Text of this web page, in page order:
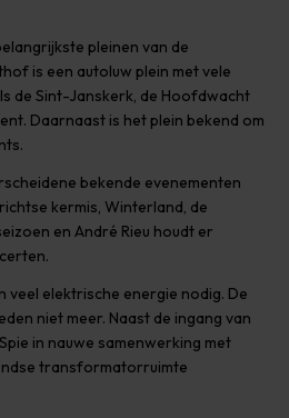
pleinen van de
is een autoluw plein met vele
de Sint-Janskerk, de Hoofdwacht
Daarnaast is het plein bekend om
bekende evenementen
kermis, Winterland, de
en André Rieu houdt er
veel elektrische energie nodig. De
niet meer. Naast de ingang van
in nauwe samenwerking met
transformatorruimte